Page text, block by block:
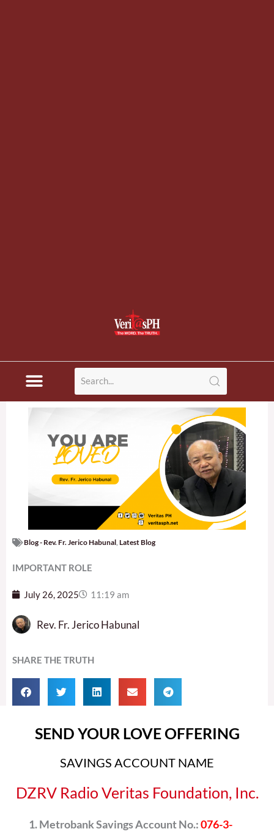
Blog - Rev. Fr. Jerico Habunal Latest Blog
IMPORTANT ROLE
July 26, 2025 11:19 am
Rev. Fr. Jerico Habunal
SHARE THE TRUTH
SEND YOUR LOVE OFFERING
SAVINGS ACCOUNT NAME
DZRV Radio Veritas Foundation, Inc.
Metrobank Savings Account No.:076-3-